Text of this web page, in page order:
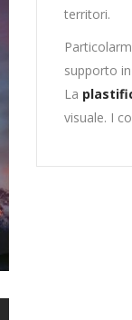
territori.
supporto
La
visuale. I